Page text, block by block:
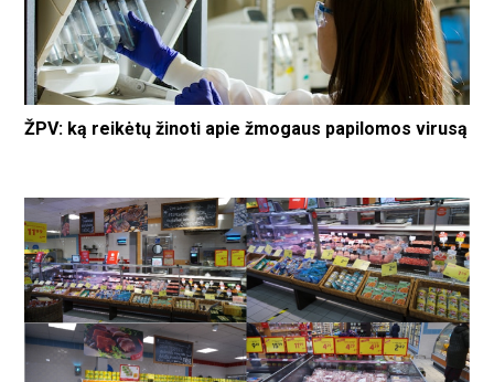
ŽPV: ką reikėtų žinoti apie žmogaus papilomos virusą